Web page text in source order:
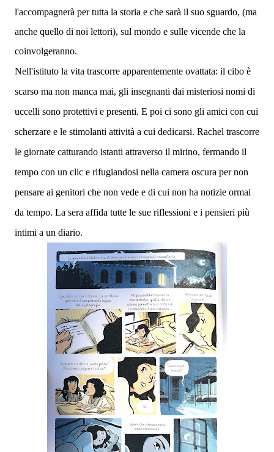
l'accompagnerà per tutta la storia e che sarà il suo sguardo, (ma
anche quello di noi lettori), sul mondo e sulle vicende che la
coinvolgeranno.
Nell'istituto la vita trascorre apparentemente ovattata: il cibo è
scarso ma non manca mai, gli insegnanti dai misteriosi nomi di
uccelli sono protettivi e presenti. E poi ci sono gli amici con cui
scherzare e le stimolanti attività a cui dedicarsi. Rachel trascorre
le giornate catturando istanti attraverso il mirino, fermando il
tempo con un clic e rifugiandosi nella camera oscura per non
pensare ai genitori che non vede e di cui non ha notizie ormai
da tempo. La sera affida tutte le sue riflessioni e i pensieri più
intimi a un diario.